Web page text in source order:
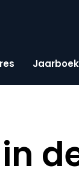
Jaarboek